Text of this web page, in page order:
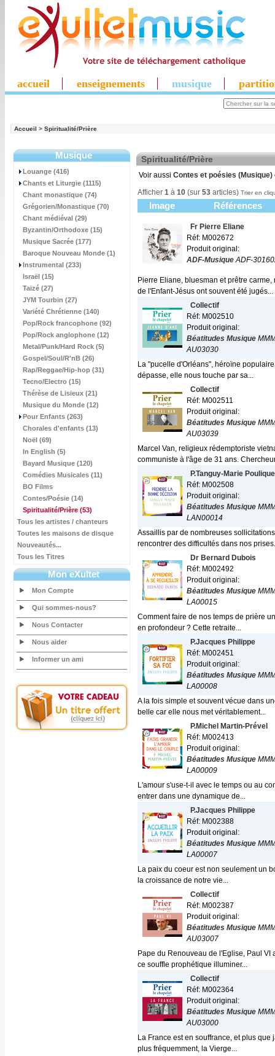
accueil enseignements musique
Accueil > Spiritualité/Prière
Musique
Louange (416)
Chants et Liturgie (1115)
Chant monastique (74)
Grégorien/Monastique (70)
Chant médiéval (29)
Byzantin/Orthodoxe (15)
Musique Sacrée (177)
Baroque Nouveau Monde (1)
Instrumental (233)
Israël (15)
Taizé (27)
JYM Tourbin (27)
Variété Chrétienne (140)
Pop/Rock francophone (92)
Pop/Rock anglophone (12)
Metal/Punk/Hard Rock (5)
Gospel/Soul/R'nB (26)
Rap/Reggae/Hip-hop (31)
Tecno/Electro (15)
Thérèse de Lisieux (21)
Musique du Monde (12)
Pour Enfants (263)
Chorales d'enfants (13)
Noël (69)
In English (5)
Bayard Musique (120)
Comédies Musicales (11)
BO Films
Contes/Poésie (14)
Spiritualité/Prière (53)
Tous les artistes / chanteurs
Toutes les maisons de disque
Nouveautés...
Tous les Titres
Mon eXultet
Mon Compte
Qui sommes-nous?
Nous Contacter
Nous aider
Informer un ami
Spiritualité/Prière
Voir aussi Contes et poésies (Musique)
Afficher 1 à 10 (sur 53 articles) Trier en
Image Références
Fr Pierre Eliane
Réf: M002672
Produit original:
ADF-MusiqueADF-
Pierre Eliane, bluesman et prêtre
de l'Enfant-Jésus ont souvent été jugés...
Collectif
Réf: M002510
Produit original:
Béatitudes Musique
AU03030
La "pucelle d'Orléans", héroïne
dépasse, elle nous touche par sa...
Collectif
Réf: M002511
Produit original:
Béatitudes Musique
AU03039
Marcel Van, religieux rédemptoriste
communiste à l'âge de 31 ans.
P.Tanguy-Marie
Réf: M002508
Produit original:
Béatitudes Musique
LAN00014
Assaillis par de nombreuses
rencontrer des difficultés dans nos
Dr Bernard Dubois
Réf: M002492
Produit original:
Béatitudes Musique
LA00015
Comment faire de nos temps de prière
en profondeur ? Cette retraite...
P.Jacques Philippe
Réf: M002451
Produit original:
Béatitudes Musique
LA00008
A la fois simple et souvent vécue dans
belle car elle nous met véritablement...
P.Michel Martin-Prével
Réf: M002413
Produit original:
Béatitudes Musique
LA00009
L'amour s'use-t-il avec le temps ou au
entrer dans une dynamique de...
P.Jacques Philippe
Réf: M002388
Produit original:
Béatitudes Musique
LA00007
La paix du coeur est non seulement un
la croissance de notre vie...
Collectif
Réf: M002387
Produit original:
Béatitudes Musique
AU03007
Pape du Renouveau de l'Eglise, Paul VI
ce souffle prophétique illuminer...
Collectif
Réf: M002364
Produit original:
Béatitudes Musique
AU03000
La France est en souffrance, et plus
plus fréquemment, la Vierge...